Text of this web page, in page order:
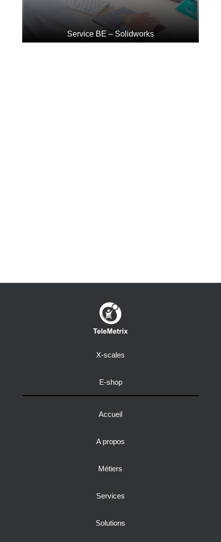
Service BE – Solidworks
X-scales
E-shop
Accueil
A propos
Métiers
Services
Solutions